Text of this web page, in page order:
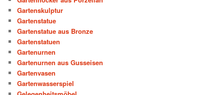
Gartenskulptur
Gartenstatue
Gartenstatue aus Bronze
Gartenstatuen
Gartenurnen
Gartenurnen aus Gusseisen
Gartenvasen
Gartenwasserspiel